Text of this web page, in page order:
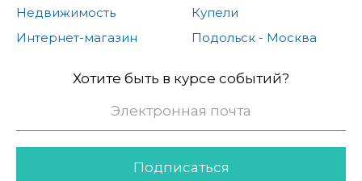
Недвижимость
Интернет-магазин
Купели
Подольск - Москва
Хотите быть в курсе событий?
Подписаться